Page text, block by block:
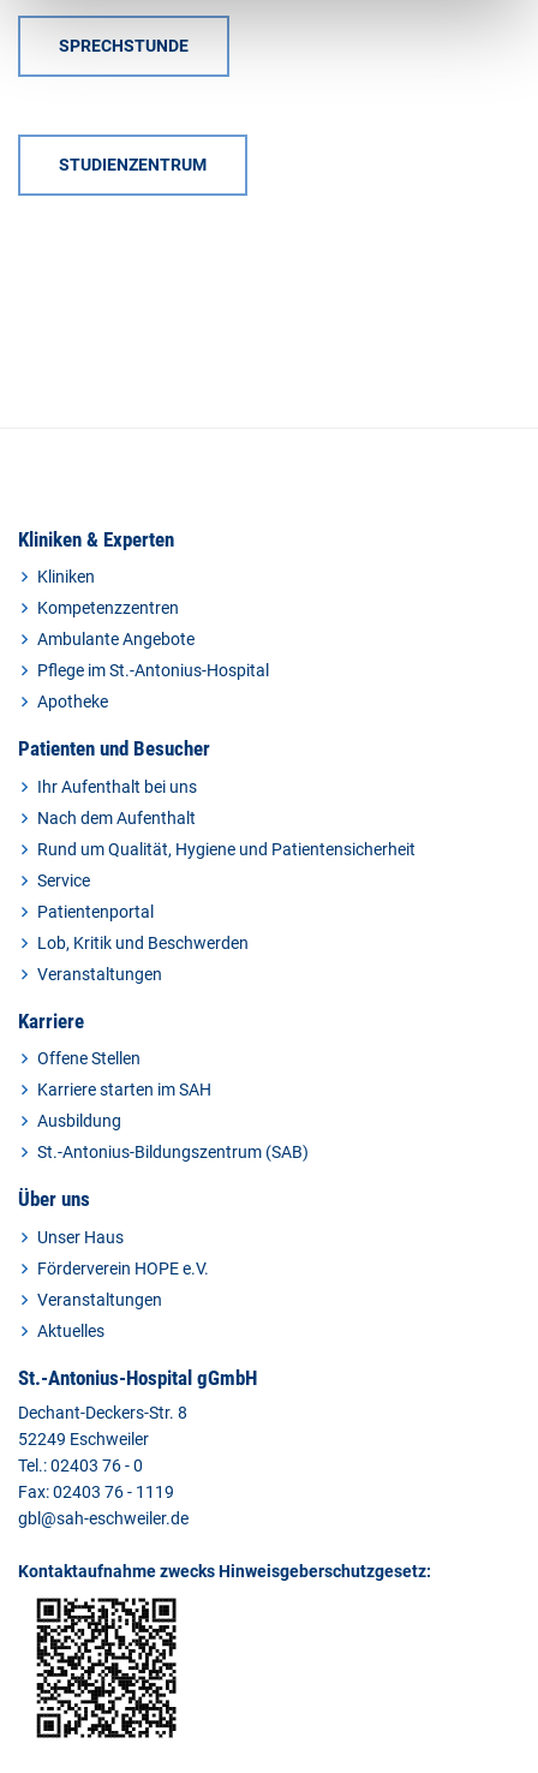
SPRECHSTUNDE
STUDIENZENTRUM
Kliniken & Experten
Kliniken
Kompetenzzentren
Ambulante Angebote
Pflege im St.-Antonius-Hospital
Apotheke
Patienten und Besucher
Ihr Aufenthalt bei uns
Nach dem Aufenthalt
Rund um Qualität, Hygiene und Patientensicherheit
Service
Patientenportal
Lob, Kritik und Beschwerden
Veranstaltungen
Karriere
Offene Stellen
Karriere starten im SAH
Ausbildung
St.-Antonius-Bildungszentrum (SAB)
Über uns
Unser Haus
Förderverein HOPE e.V.
Veranstaltungen
Aktuelles
St.-Antonius-Hospital gGmbH
Dechant-Deckers-Str. 8
52249 Eschweiler
Tel.: 02403 76 - 0
Fax: 02403 76 - 1119
gbl@sah-eschweiler.de
Kontaktaufnahme zwecks Hinweisgeberschutzgesetz: